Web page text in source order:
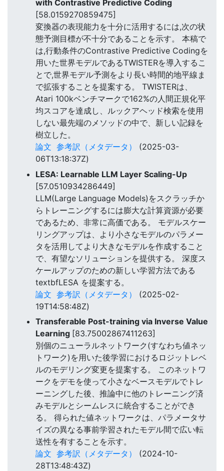
with Contrastive Predictive Coding
[58.0159270859475]
変換器の表現能力を十分に活用するには,次の状
態予測目標が不十分であることを示す。 本稿で
は,行動条件のContrastive Predictive Codingを
用いた世界モデルであるTWISTERを導入するこ
とで,世界モデル予測をより長い時間的地平線ま
で拡張することを提案する。 TWISTERは、
Atari 100kベンチマークで162%の人間正規化平
均スコアを達成し、ルックアヘッド検索を使用
しない最先端のメソッドの中で、新しい記録を
樹立した。
論文 参考訳（メタデータ）
(2025-03-
06T13:18:37Z)
LESA: Learnable LLM Layer Scaling-Up
[57.0510934286449]
LLM(Large Language Models)をスクラッチか
らトレーニングするには膨大な計算資源が必要
であるため、非常に高価である。 モデルスケー
リングアップは、より小さなモデルのパラメー
タを活用してより大きなモデルを作成すること
で、有望なソリューションを提供する。 深度ス
ケールアップのための新しい学習方法である
textbfLESA を提案する。
論文 参考訳（メタデータ）
(2025-02-
19T14:58:48Z)
Transferable Post-training via Inverse Value
Learning [83.75002867411263]
別個のニューラルネットワーク(すなわち値ネッ
トワーク)を用いた後学習におけるロジットレベ
ルのモデリング変更を提案する。 このネットワ
ークをデモを使って小さなベースモデルでトレ
ーニングした後、推論中に他のトレーニング済
みモデルとシームレスに統合することができ
る。 得られた値ネットワークは、パラメータサ
イズの異なる事前学習されたモデル間で広い転
送性を有することを示す。
論文 参考訳（メタデータ）
(2024-10-
28T13:48:43Z)